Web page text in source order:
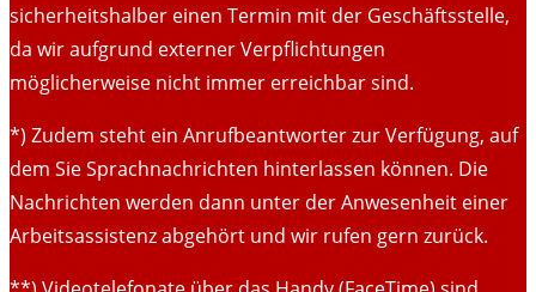
sicherheitshalber einen Termin mit der Geschäftsstelle,
da wir aufgrund externer Verpflichtungen
möglicherweise nicht immer erreichbar sind.
*) Zudem steht ein Anrufbeantworter zur Verfügung, auf
dem Sie Sprachnachrichten hinterlassen können. Die
Nachrichten werden dann unter der Anwesenheit einer
Arbeitsassistenz abgehört und wir rufen gern zurück.